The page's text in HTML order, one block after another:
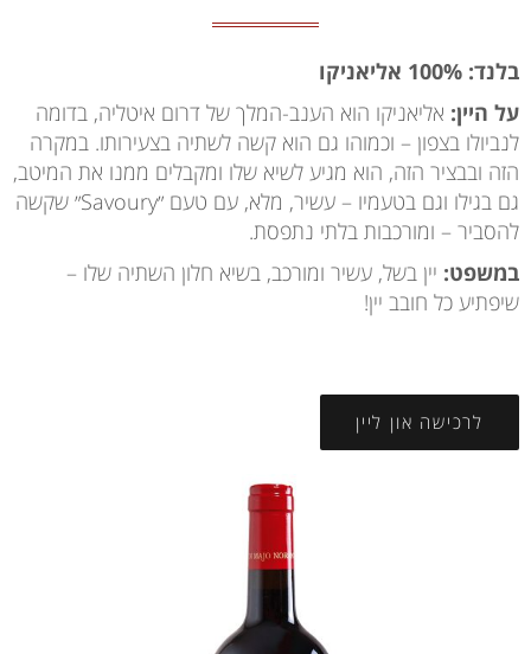
בלנד: 100% אליאניקו
על היין: אליאניקו הוא הענב-המלך של דרום איטליה, בדומה
לנביולו בצפון – וכמוהו גם הוא קשה לשתיה בצעירותו. במקרה
הזה ובבציר הזה, הוא מגיע לשיא שלו ומקבלים ממנו את המיטב,
גם בגילו וגם בטעמיו – עשיר, מלא, עם טעם ״Savoury״ שקשה
להסביר – ומורכבות בלתי נתפסת.
במשפט: יין בשל, עשיר ומורכב, בשיא חלון השתיה שלו –
שיפתיע כל חובב יין!
לרכישה און ליין